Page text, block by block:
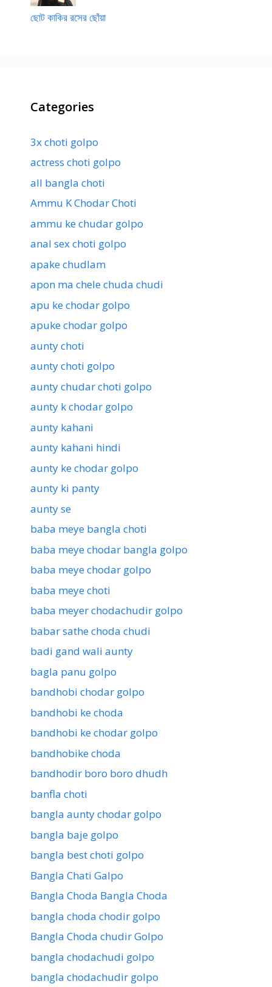
ছোট কাকির রসের ছোঁয়া
Categories
3x choti golpo
actress choti golpo
all bangla choti
Ammu K Chodar Choti
ammu ke chudar golpo
anal sex choti golpo
apake chudlam
apon ma chele chuda chudi
apu ke chodar golpo
apuke chodar golpo
aunty choti
aunty choti golpo
aunty chudar choti golpo
aunty k chodar golpo
aunty kahani
aunty kahani hindi
aunty ke chodar golpo
aunty ki panty
aunty se
baba meye bangla choti
baba meye chodar bangla golpo
baba meye chodar golpo
baba meye choti
baba meyer chodachudir golpo
babar sathe choda chudi
badi gand wali aunty
bagla panu golpo
bandhobi chodar golpo
bandhobi ke choda
bandhobi ke chodar golpo
bandhobike choda
bandhodir boro boro dhudh
banfla choti
bangla aunty chodar golpo
bangla baje golpo
bangla best choti golpo
Bangla Chati Galpo
Bangla Choda Bangla Choda
bangla choda chodir golpo
Bangla Choda chudir Golpo
bangla chodachudi golpo
bangla chodachudir golpo